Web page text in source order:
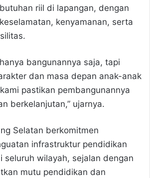
riil di lapangan, dengan
kenyamanan, serta
bangunannya saja, tapi
dan masa depan anak-anak
pastikan pembangunannya
berkelanjutan,” ujarnya.
Selatan berkomitmen
infrastruktur pendidikan
seluruh wilayah, sejalan dengan
mutu pendidikan dan